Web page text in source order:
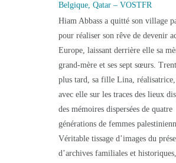
Belgique, Qatar – VOSTFR
Hiam Abbass a quitté son village
pour réaliser son rêve de devenir
Europe, laissant derrière elle sa
grand-mère et ses sept sœurs.
plus tard, sa fille Lina,
avec elle sur les traces des lieux
des mémoires dispersées de quatre
générations de femmes
Véritable tissage d’images du
d’archives familiales et